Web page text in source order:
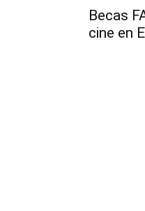
Becas
cine en